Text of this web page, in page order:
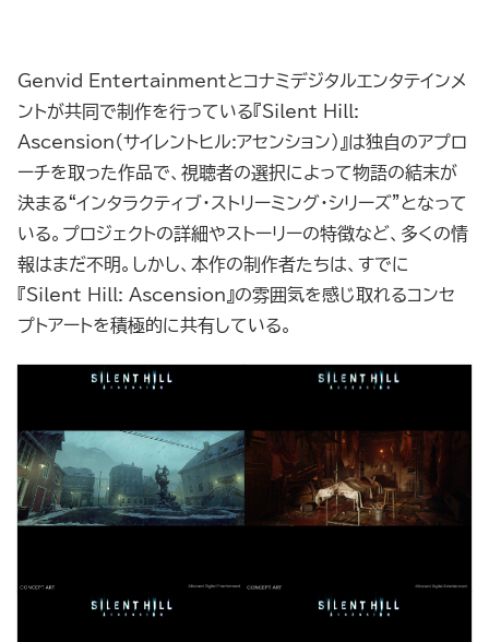
Genvid Entertainmentとコナミデジタルエンタテインメ
ントが共同で制作を行っている『Silent Hill:
Ascension（サイレントヒル:アセンション）』は独自のアプロ
ーチを取った作品で、視聴者の選択によって物語の結末が
決まる“インタラクティブ・ストリーミング・シリーズ”となって
いる。プロジェクトの詳細やストーリーの特徴など、多くの情
報はまだ不明。しかし、本作の制作者たちは、すでに
『Silent Hill: Ascension』の雰囲気を感じ取れるコンセ
プトアートを積極的に共有している。